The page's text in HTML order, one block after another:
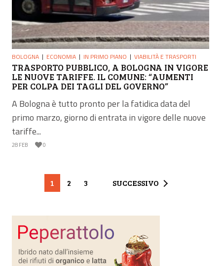
BOLOGNA ECONOMIA IN PRIMO PIANO VIABILITÀ E TRASPORTI
TRASPORTO PUBBLICO, A BOLOGNA IN VIGORE
LE NUOVE TARIFFE. IL COMUNE: “AUMENTI
PER COLPA DEI TAGLI DEL GOVERNO”
A Bologna è tutto pronto per la fatidica data del
primo marzo, giorno di entrata in vigore delle nuove
tariffe...
28 FEB 0
1 2 3 SUCCESSIVO